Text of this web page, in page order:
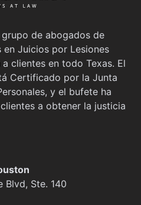
de abogados de
Juicios por Lesiones
clientes en todo Texas. El
Certificado por la Junta
y el bufete ha
a obtener la justicia
Blvd, Ste. 140